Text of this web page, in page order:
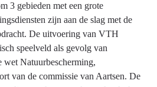
3 gebieden met een grote
zijn aan de slag met de
De uitvoering van VTH
speelveld als gevolg van
Natuurbescherming,
van de commissie van Aartsen. De